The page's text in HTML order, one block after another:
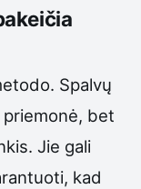
Spalvų
bet
Jie gali
kad